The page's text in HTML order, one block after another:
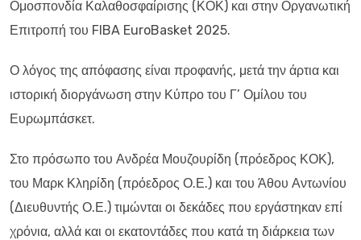
Ομοσπονδία Καλαθοσφαίρισης (ΚΟΚ) και στην Οργανωτική
Επιτροπή του FIBA EuroBasket 2025.
Ο λόγος της απόφασης είναι προφανής, μετά την άρτια και
ιστορική διοργάνωση στην Κύπρο του Γ’ Ομίλου του
Ευρωμπάσκετ.
Στο πρόσωπο του Ανδρέα Μουζουρίδη (πρόεδρος ΚΟΚ),
του Μαρκ Κληρίδη (πρόεδρος Ο.Ε.) και του Άθου Αντωνίου
(Διευθυντής Ο.Ε.) τιμώνται οι δεκάδες που εργάστηκαν επί
χρόνια, αλλά και οι εκατοντάδες που κατά τη διάρκεια των